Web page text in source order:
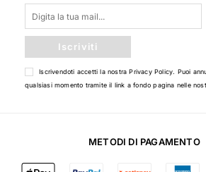
Iscriviti
Iscrivendoti accetti la nostraPrivacy Policy. Puoi
qualsiasi momento tramite il link a fondo pagina nelle
METODI DI PAGAMENTO